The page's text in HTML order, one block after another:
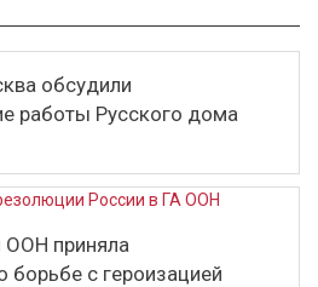
обсудили
работы Русского дома
ООН приняла
с героизацией